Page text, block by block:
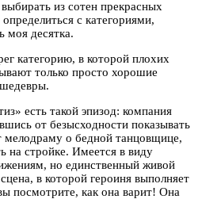
из сотен прекрасных
с категориями,
моя десятка.
категорию, в которой плохих
только просто хорошие
есть такой эпизод: компания
от безысходности показывать
мелодраму о бедной танцовщице,
на стройке. Имеется в виду
но единственный живой
в которой героиня выполняет
посмотрите, как она варит! Она